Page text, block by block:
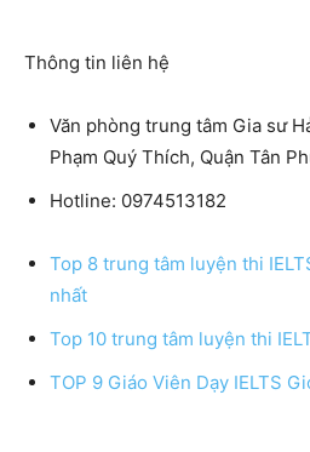
Thông tin liên hệ
Văn phòng trung tâm Gia sư
Phạm Quý Thích, Quận Tân
Hotline: 0974513182
Top 8 trung tâm luyện thi
nhất
Top 10 trung tâm luyện thi
TOP 9 Giáo Viên Dạy IELTS